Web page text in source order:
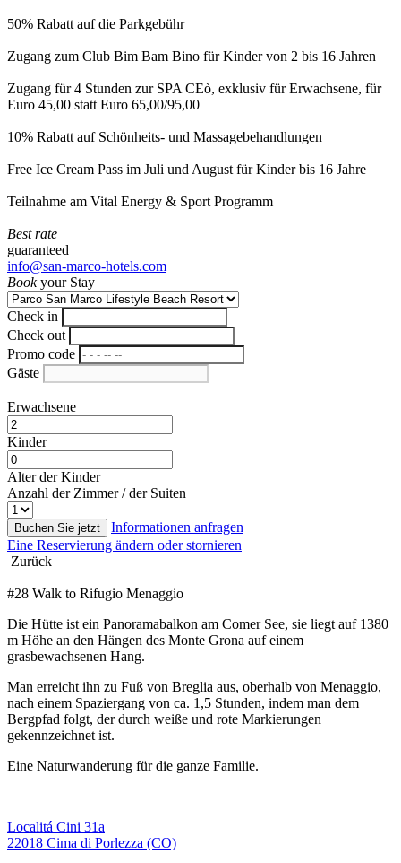
50% Rabatt auf die Parkgebühr
Zugang zum Club Bim Bam Bino für Kinder von 2 bis 16 Jahren
Zugang für 4 Stunden zur SPA CEò, exklusiv für Erwachsene, für
Euro 45,00 statt Euro 65,00/95,00
10% Rabatt auf Schönheits- und Massagebehandlungen
Free Ice Cream Pass im Juli und August für Kinder bis 16 Jahre
Teilnahme am Vital Energy & Sport Programm
Best rate
guaranteed
info@san-marco-hotels.com
Bookyour Stay
Check in
Check out
Promo code
Gäste
Erwachsene
Kinder
Alter der Kinder
Anzahl der Zimmer / der Suiten
Buchen Sie jetzt
Informationen anfragen
Eine Reservierung ändern oder stornieren
Zurück
#28 Walk to Rifugio Menaggio
Die Hütte ist ein Panoramabalkon am Comer See, sie liegt auf 1380
m Höhe an den Hängen des Monte Grona auf einem
grasbewachsenen Hang.
Man erreicht ihn zu Fuß von Breglia aus, oberhalb von Menaggio,
nach einem Spaziergang von ca. 1,5 Stunden, indem man dem
Bergpfad folgt, der durch weiße und rote Markierungen
gekennzeichnet ist.
Eine Naturwanderung für die ganze Familie.
Localitá Cini 31a
22018 Cima di Porlezza (CO)